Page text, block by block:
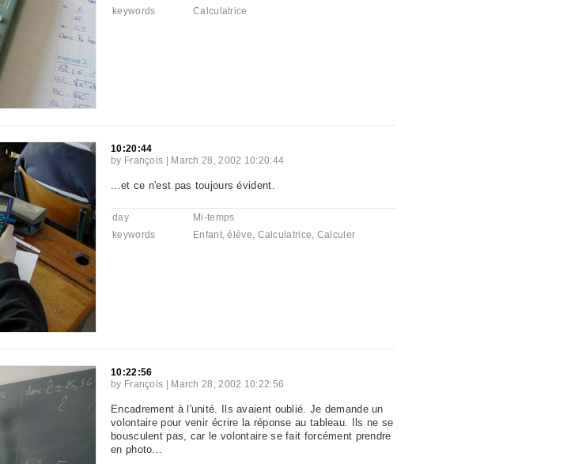
keywords
Calculatrice
10:20:44
by François March 28, 2002 10:20:44
...et ce n'est pas toujours évident.
day
Mi-temps
keywords
Enfant,élève, Calculatrice, Calculer
10:22:56
by François March 28, 2002 10:22:56
Encadrement à l'unité. Ils avaient oublié. Je demande un
volontaire pour venir écrire la réponse au tableau. Ils ne se
bousculent pas, car le volontaire se fait forcément prendre
en photo...